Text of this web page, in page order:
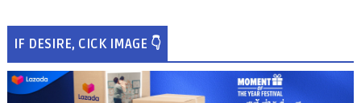
IF DESIRE, CICK IMAGE 👇